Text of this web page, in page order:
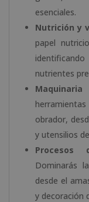
esenciales.
Nutrición y
papel
nutrientes
obrador,
y utensilios
Procesos
Dominarás
desde el
y decoración